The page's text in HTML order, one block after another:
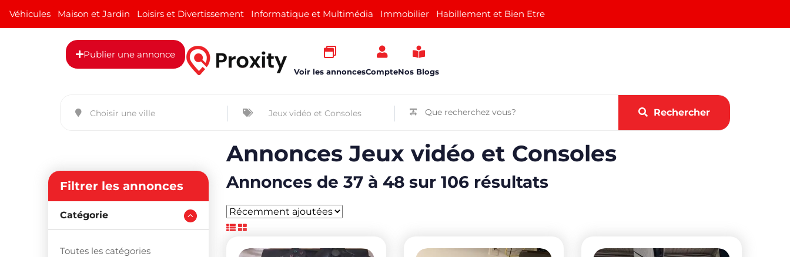
Véhicules Maison et Jardin Loisirs et Divertissement Informatique et Multimédia Immobilier Habillement et Bien Etre
Publier une annonce
Voir les annoncesCompteNos Blogs
Rechercher
Filtrer les annonces
Catégorie
Toutes les catégories
Annonces Jeux vidéo et Consoles
Annonces de 37 à 48 sur 106 résultats